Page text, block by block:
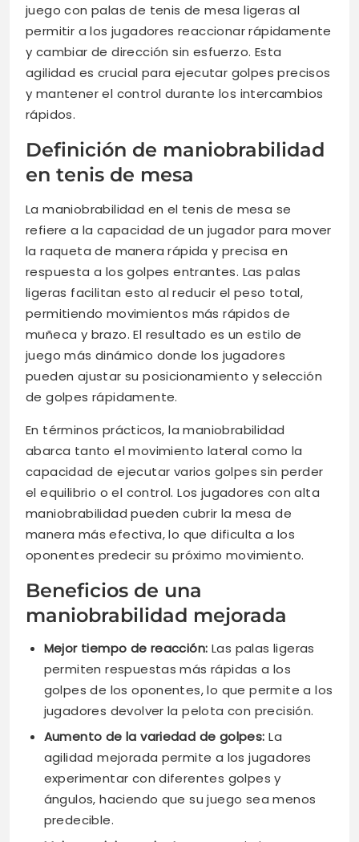
juego con palas de tenis de mesa ligeras al
permitir a los jugadores reaccionar rápidamente
y cambiar de dirección sin esfuerzo. Esta
agilidad es crucial para ejecutar golpes precisos
y mantener el control durante los intercambios
rápidos.
Definición de maniobrabilidad
en tenis de mesa
La maniobrabilidad en el tenis de mesa se
refiere a la capacidad de un jugador para mover
la raqueta de manera rápida y precisa en
respuesta a los golpes entrantes. Las palas
ligeras facilitan esto al reducir el peso total,
permitiendo movimientos más rápidos de
muñeca y brazo. El resultado es un estilo de
juego más dinámico donde los jugadores
pueden ajustar su posicionamiento y selección
de golpes rápidamente.
En términos prácticos, la maniobrabilidad
abarca tanto el movimiento lateral como la
capacidad de ejecutar varios golpes sin perder
el equilibrio o el control. Los jugadores con alta
maniobrabilidad pueden cubrir la mesa de
manera más efectiva, lo que dificulta a los
oponentes predecir su próximo movimiento.
Beneficios de una
maniobrabilidad mejorada
Mejor tiempo de reacción: Las palas ligeras
permiten respuestas más rápidas a los
golpes de los oponentes, lo que permite a los
jugadores devolver la pelota con precisión.
Aumento de la variedad de golpes: La
agilidad mejorada permite a los jugadores
experimentar con diferentes golpes y
ángulos, haciendo que su juego sea menos
predecible.